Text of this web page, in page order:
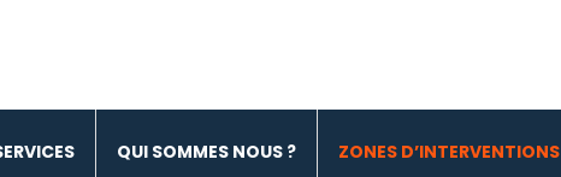
1380 Lasne
QUI SOMMES NOUS ? ZONES D’INTERVENTIONS